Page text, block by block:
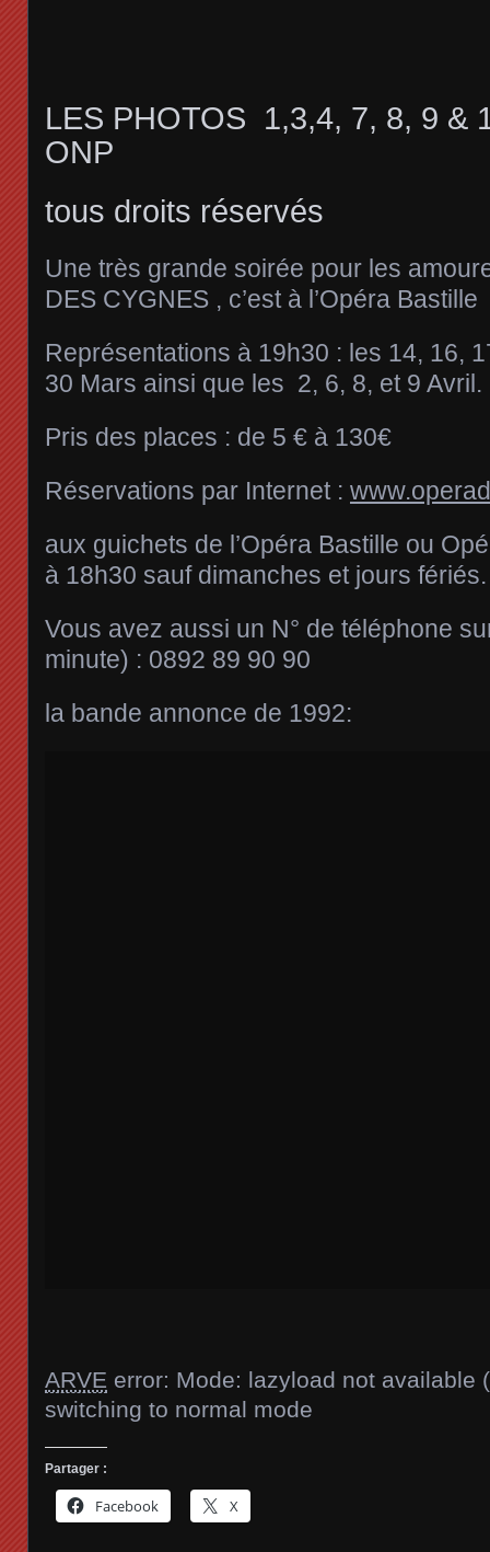
LES PHOTOS 1,3,4, 7, 8, 9 &
ONP
tous droits réservés
Une très grande soirée pour les
DES CYGNES , c’est à l’Opéra Bastille
Représentations à 19h30 : les 14, 16,
30 Mars ainsi que les 2, 6, 8, et 9 Avril.
Pris des places : de 5 € à 130€
Réservations par Internet :
aux guichets de l’Opéra Bastille ou
à 18h30 sauf dimanches et jours fériés.
Vous avez aussi un N° de téléphone
minute) : 0892 89 90 90
la bande annonce de 1992:
ARVE error: Mode: lazyload not available
switching to normal mode
Partager :
Facebook X